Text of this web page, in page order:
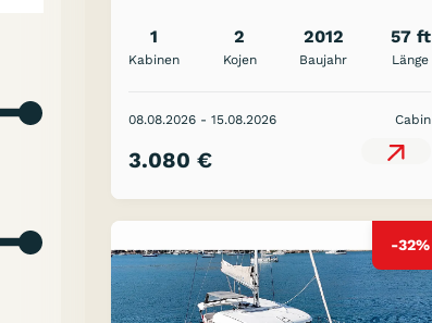
Seychelles
1
Kabinen
2
Kojen
2012
Baujahr
57 ft
Länge
08.08.2026 - 15.08.2026 Cabin
3.080 €
-32%